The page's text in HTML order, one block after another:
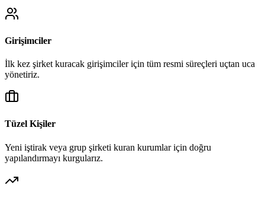
Girişimciler
İlk kez şirket kuracak girişimciler için tüm resmi süreçleri uçtan uca
yönetiriz.
Tüzel Kişiler
Yeni iştirak veya grup şirketi kuran kurumlar için doğru
yapılandırmayı kurgularız.